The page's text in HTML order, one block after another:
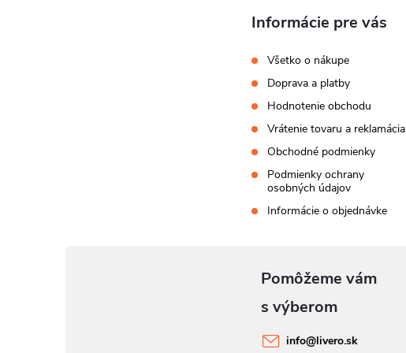
Informácie pre vás
Všetko o nákupe
Doprava a platby
Hodnotenie obchodu
Vrátenie tovaru a reklamácia
Obchodné podmienky
Podmienky ochrany
osobných údajov
Informácie o objednávke
info@livero.sk